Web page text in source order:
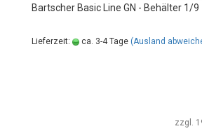
Bartscher Basic Line GN - Behälter 1/
Lieferzeit: ca. 3-4 Tage (Ausland
zzgl.